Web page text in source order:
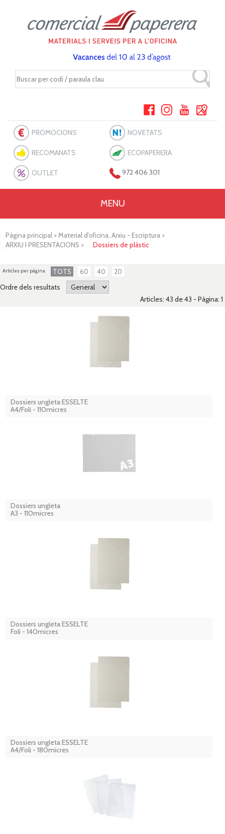
PROMOCIONS NOVETATS
RECOMANATS ECOPAPERERA
OUTLET 972 406 301
MENU
Pàgina principal > Material d'oficina, Arxiu - Escriptura >
ARXIU I PRESENTACIONS > Dossiers de plàstic
Articles per pàgina TOTS 60 40 20
Ordre dels resultats
Articles: 43 de 43 - Pàgina: 1
Dossiers ungleta ESSELTE
A4/Foli - 110micres
Dossiers ungleta
A3 - 110micres
Dossiers ungleta ESSELTE
Foli - 140micres
Dossiers ungleta ESSELTE
A4/Foli - 180micres